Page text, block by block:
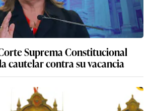
Suprema Constitucional
cautelar contra su vacancia